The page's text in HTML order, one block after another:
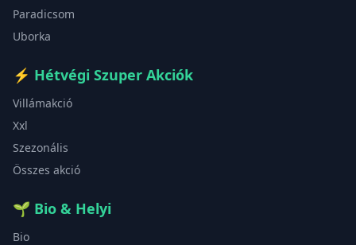
Paradicsom
Uborka
⚡ Hétvégi Szuper Akciók
Villámakció
Xxl
Szezonális
Összes akció
🌱 Bio & Helyi
Bio